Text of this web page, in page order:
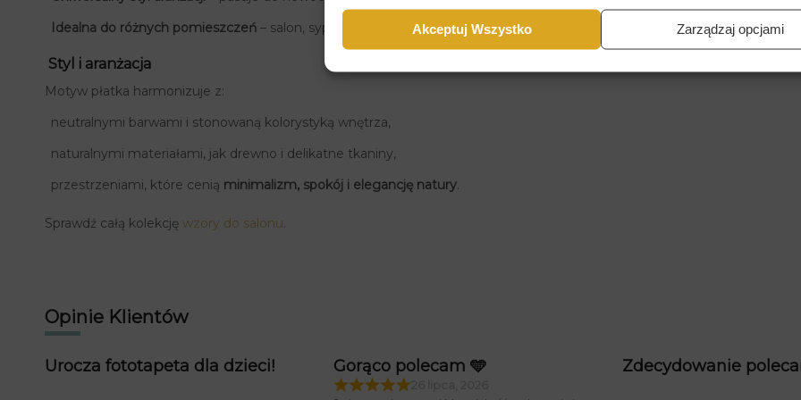
Akceptuj Wszystko Zarządzaj opcjami
Idealna do różnych pomieszczeń – salon, sypialnia, gabinet lub przestrzeń relaksu.
Styl i aranżacja
Motyw płatka harmonizuje z:
neutralnymi barwami i stonowaną kolorystyką wnętrza,
naturalnymi materiałami, jak drewno i delikatne tkaniny,
przestrzeniami, które cenią minimalizm, spokój i elegancję natury.
Sprawdź całą kolekcję wzory do salonu.
Opinie Klientów
Urocza fototapeta dla dzieci! Gorąco polecam 🩵 Zdecydowanie